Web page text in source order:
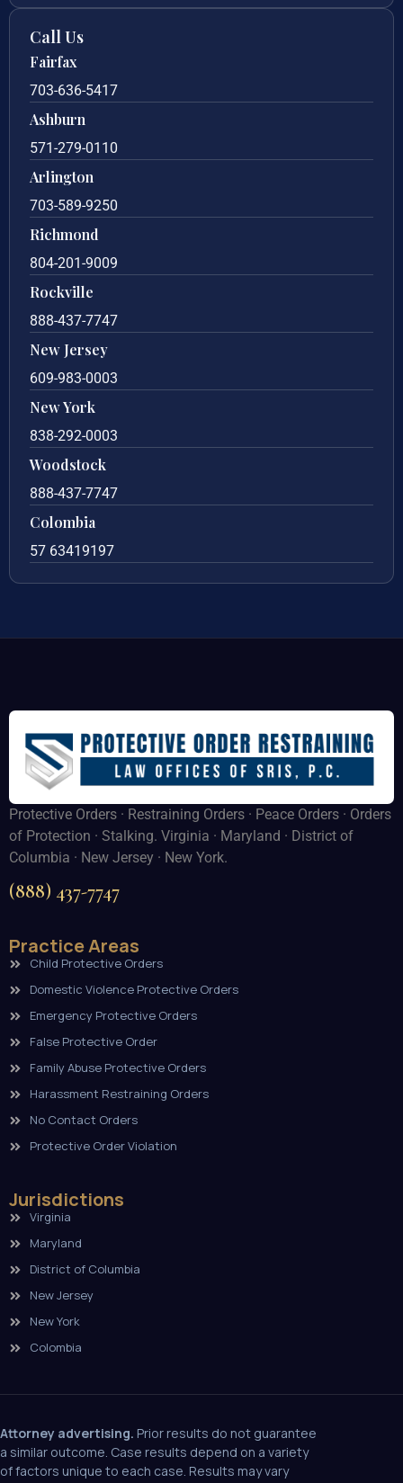
Call Us
Fairfax
703-636-5417
Ashburn
571-279-0110
Arlington
703-589-9250
Richmond
804-201-9009
Rockville
888-437-7747
New Jersey
609-983-0003
New York
838-292-0003
Woodstock
888-437-7747
Colombia
57 63419197
Protective Orders · Restraining Orders · Peace Orders · Orders
of Protection · Stalking. Virginia · Maryland · District of
Columbia · New Jersey · New York.
(888) 437-7747
Practice Areas
Child Protective Orders
Domestic Violence Protective Orders
Emergency Protective Orders
False Protective Order
Family Abuse Protective Orders
Harassment Restraining Orders
No Contact Orders
Protective Order Violation
Jurisdictions
Virginia
Maryland
District of Columbia
New Jersey
New York
Colombia
Attorney advertising. Prior results do not guarantee
a similar outcome. Case results depend on a variety
of factors unique to each case. Results may vary